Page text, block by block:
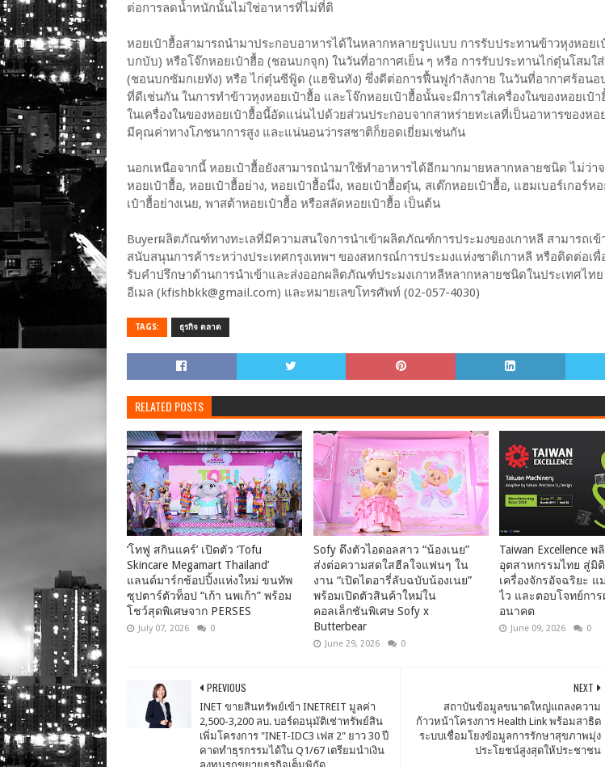
ต่อการลดน้ำหนักนั้นไม่ใช่อาหารที่ไม่ที่ติ
หอยเป๋าฮื้อสามารถนำมาประกอบอาหารได้ในหลากหลายรูปแบบ การรับประทานข้าวหุงหอย
บกบับ) หรือโจ๊กหอยเป๋าฮื้อ (ชอนบกจุก) ในวันที่อากาศเย็น ๆ หรือ การรับประทานไก่ตุ๋นโสมใ
(ชอนบกซัมกเยทัง) หรือ ไก่ตุ๋นซีฟู้ด (แฮชินทัง) ซึ่งดีต่อการฟื้นฟูกำลังกาย ในวันที่อากาศร้อนอ
ที่ดีเช่นกัน ในการทำข้าวหุงหอยเป๋าฮื้อ และโจ๊กหอยเป๋าฮื้อนั้นจะมีการใส่เครื่องในของหอยเป๋า
ในเครื่องในของหอยเป๋าฮื้อนี้อัดแน่นไปด้วยส่วนประกอบจากสาหร่ายทะเลที่เป็นอาหารของหอ
มีคุณค่าทางโภชนาการสูง และแน่นอนว่ารสชาติก็ยอดเยี่ยมเช่นกัน
นอกเหนือจากนี้ หอยเป๋าฮื้อยังสามารถนำมาใช้ทำอาหารได้อีกมากมายหลากหลายชนิด ไม่ว่า
หอยเป๋าฮื้อ, หอยเป๋าฮื้อย่าง, หอยเป๋าฮื้อนึ่ง, หอยเป๋าฮื้อตุ๋น, สเต๊กหอยเป๋าฮื้อ, แฮมเบอร์เกอร์ห
เป๋าฮื้อย่างเนย, พาสต้าหอยเป๋าฮื้อ หรือสลัดหอยเป๋าฮื้อ เป็นต้น
Buyerผลิตภัณฑ์ทางทะเลที่มีความสนใจการนำเข้าผลิตภัณฑ์การประมงของเกาหลี สามารถเ
สนับสนุนการค้าระหว่างประเทศกรุงเทพฯ ของสหกรณ์การประมงแห่งชาติเกาหลี หรือติดต่อเพื่
รับคำปรึกษาด้านการนำเข้าและส่งออกผลิตภัณฑ์ประมงเกาหลีหลากหลายชนิดในประเทศไทย
อีเมล (kfishbkk@gmail.com) และหมายเลขโทรศัพท์ (02-057-4030)
TAGS: ธุรกิจ ตลาด
RELATED POSTS
‘โทฟู สกินแคร์’ เปิดตัว ‘Tofu
Skincare Megamart Thailand’
แลนด์มาร์กช้อปปิ้งแห่งใหม่ ขนทัพ
ซุปตาร์ตัวท็อป “เก้า นพเก้า” พร้อม
โชว์สุดพิเศษจาก PERSES
July 07, 2026 0
Sofy ดึงตัวไอดอลสาว “น้องเนย”
ส่งต่อความสดใสฮีลใจแฟนๆ ใน
งาน “เปิดไดอารี่ลับฉบับน้องเนย”
พร้อมเปิดตัวสินค้าใหม่ใน
คอลเล็กชันพิเศษ Sofy x
Butterbear
June 29, 2026 0
Taiwan Excellence พ
อุตสาหกรรมไทย สู่มิ
เครื่องจักรอัจฉริยะ
ไว และตอบโจทย์กา
อนาคต
June 09, 2026 0
NEXT
สถาบันข้อมูลขนาดใหญ่แถลงความ
ก้าวหน้าโครงการ Health Link พร้อมสาธิต
ระบบเชื่อมโยงข้อมูลการรักษาสุขภาพมุ่ง
ประโยชน์สูงสุดให้ประชาชน
PREVIOUS
INET ขายสินทรัพย์เข้า INETREIT มูลค่า
2,500-3,200 ลบ. บอร์ดอนุมัติเช่าทรัพย์สิน
เพิ่มโครงการ "INET-IDC3 เฟส 2" ยาว 30 ปี
คาดทำธุรกรรมได้ใน Q1/67 เตรียมนำเงิน